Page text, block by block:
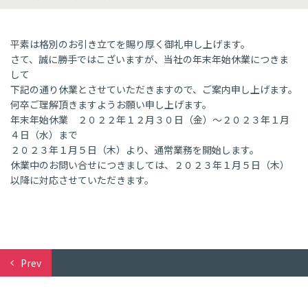
平素は格別のお引き立てを賜り厚く御礼申し上げます。
さて、誠に勝手ではこざいますが、当社の年末年始休業につきま
して
下記の通り休業とさせていただきますので、ご案内申し上げます。
何卒ご理解頂きますようお願い申し上げます。
年末年始休業 ２０２２年１２月３０日（金）～２０２３年１月
４日（水）まで
２０２３年１月５日（木）より、通常業務を開始します。
休業中のお問い合せにつきましては、２０２３年１月５日（木）
以降に対応させていただきます。
Prev